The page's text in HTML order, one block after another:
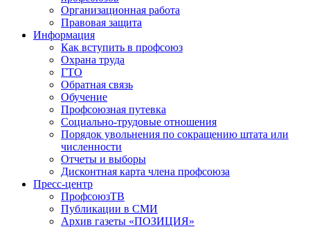
Организационная работа
Правовая защита
Информация
Как вступить в профсоюз
Охрана труда
ГТО
Обратная связь
Обучение
Профсоюзная путевка
Социально-трудовые отношения
Порядок увольнения по сокращению штата или
численности
Отчеты и выборы
Дисконтная карта члена профсоюза
Пресс-центр
ПрофсоюзТВ
Публикации в СМИ
Архив газеты «ПОЗИЦИЯ»